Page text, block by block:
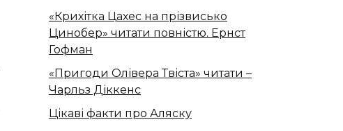
«Крихітка Цахес на прізвисько
Цинобер» читати повністю. Ернст
Гофман
«Пригоди Олівера Твіста» читати –
Чарльз Діккенс
Цікаві факти про Аляску